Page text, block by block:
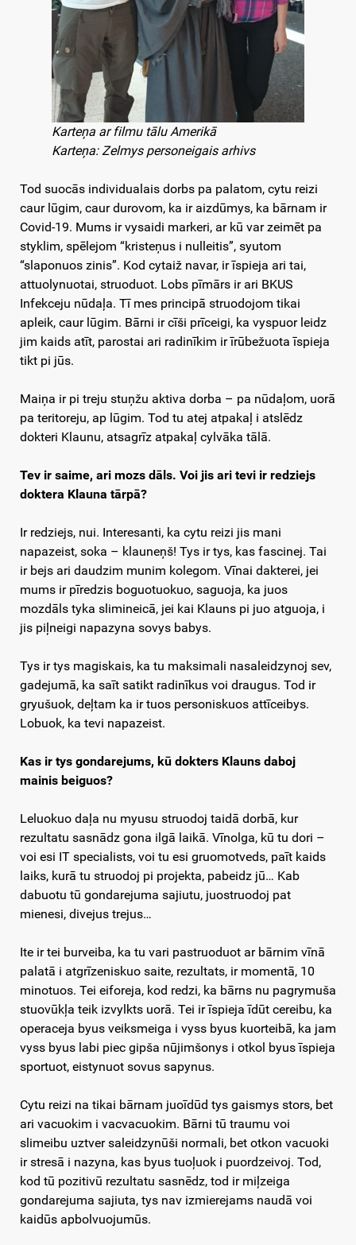
Karteņa ar filmu tālu Amerikā
Karteņa: Zelmys personeigais arhivs
Tod suocās individualais dorbs pa palatom, cytu reizi
caur lūgim, caur durovom, ka ir aizdūmys, ka bārnam ir
Covid-19. Mums ir vysaidi markeri, ar kū var zeimēt pa
styklim, spēlejom “kristeņus i nulleitis”, syutom
“slaponuos zinis”. Kod cytaiž navar, ir īspieja ari tai,
attuolynuotai, struoduot. Lobs pīmārs ir ari BKUS
Infekceju nūdaļa. Tī mes principā struodojom tikai
apleik, caur lūgim. Bārni ir cīši prīceigi, ka vyspuor leidz
jim kaids atīt, parostai ari radinīkim ir īrūbežuota īspieja
tikt pi jūs.
Maiņa ir pi treju stuņžu aktiva dorba – pa nūdaļom, uorā
pa teritoreju, ap lūgim. Tod tu atej atpakaļ i atslēdz
dokteri Klaunu, atsagrīz atpakaļ cylvāka tālā.
Tev ir saime, ari mozs dāls. Voi jis ari tevi ir redziejs
doktera Klauna tārpā?
Ir redziejs, nui. Interesanti, ka cytu reizi jis mani
napazeist, soka – klauneņš! Tys ir tys, kas fascinej. Tai
ir bejs ari daudzim munim kolegom. Vīnai dakterei, jei
mums ir pīredzis boguotuokuo, saguoja, ka juos
mozdāls tyka slimineicā, jei kai Klauns pi juo atguoja, i
jis piļneigi napazyna sovys babys.
Tys ir tys magiskais, ka tu maksimali nasaleidzynoj sev,
gadejumā, ka saīt satikt radinīkus voi draugus. Tod ir
gryušuok, deļtam ka ir tuos personiskuos attīceibys.
Lobuok, ka tevi napazeist.
Kas ir tys gondarejums, kū dokters Klauns daboj
mainis beiguos?
Leluokuo daļa nu myusu struodoj taidā dorbā, kur
rezultatu sasnādz gona ilgā laikā. Vīnolga, kū tu dori –
voi esi IT specialists, voi tu esi gruomotveds, paīt kaids
laiks, kurā tu struodoj pi projekta, pabeidz jū… Kab
dabuotu tū gondarejuma sajiutu, juostruodoj pat
mienesi, divejus trejus…
Ite ir tei burveiba, ka tu vari pastruoduot ar bārnim vīnā
palatā i atgrīzeniskuo saite, rezultats, ir momentā, 10
minotuos. Tei eiforeja, kod redzi, ka bārns nu pagrymuša
stuovūkļa teik izvylkts uorā. Tei ir īspieja īdūt cereibu, ka
operaceja byus veiksmeiga i vyss byus kuorteibā, ka jam
vyss byus labi piec gipša nūjimšonys i otkol byus īspieja
sportuot, eistynuot sovus sapynus.
Cytu reizi na tikai bārnam juoīdūd tys gaismys stors, bet
ari vacuokim i vacvacuokim. Bārni tū traumu voi
slimeibu uztver saleidzynūši normali, bet otkon vacuoki
ir stresā i nazyna, kas byus tuoļuok i puordzeivoj. Tod,
kod tū pozitivū rezultatu sasnēdz, tod ir miļzeiga
gondarejuma sajiuta, tys nav izmierejams naudā voi
kaidūs apbolvuojumūs.